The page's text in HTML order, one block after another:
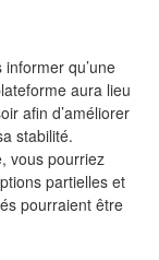
qu’une
aura lieu
afin d’améliorer
stabilité.
vous pourriez
partielles et
pourraient être